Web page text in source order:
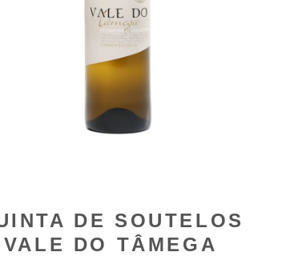
DE SOUTELOS
VALE DO TÂMEGA